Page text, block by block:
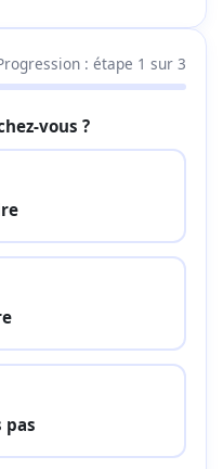
: étape 1 sur 3
vous ?
pas